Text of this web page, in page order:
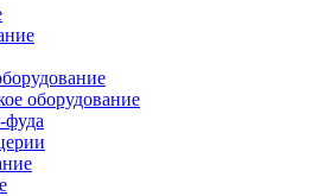
оборудование
фуда